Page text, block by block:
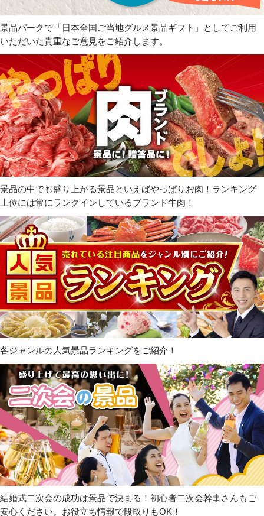
景品パークで「日本全国ご当地グルメ景品ギフト」としてご利用
いただいた貴重なご意見をご紹介します。
景品の中でも盛り上がる景品といえばやっぱりお肉！ランキング
上位には常にランクインしているブランド牛肉！
各ジャンルの人気景品ランキングをご紹介！
結婚式二次会の成功は景品で決まる！初心者二次会幹事さんもご
安心ください。お役立ち情報で段取りもOK！